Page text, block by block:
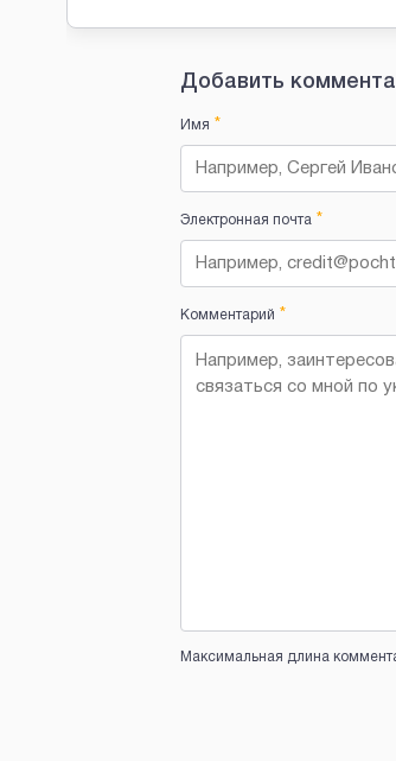
Добавить
Имя *
Электронная почта*
Комментарий *
Максимальная длина